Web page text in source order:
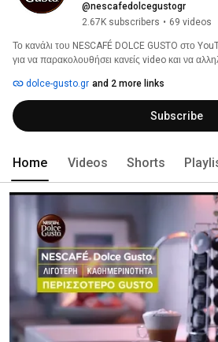
@nescafedolcegustogr
2.67K subscribers • 69 videos
Το κανάλι του NESCAFÉ DOLCE GUSTO στο
για να παρακολουθήσει κανείς video και να
dolce-gusto.gr and 2 more links
Subscribe
Home Videos Shorts